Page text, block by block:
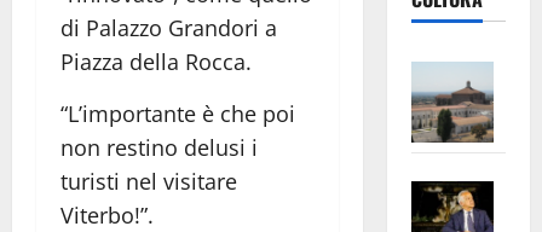
di Palazzo Grandori a
Piazza della Rocca.
“L’importante è che poi
non restino delusi i
turisti nel visitare
Viterbo!”.